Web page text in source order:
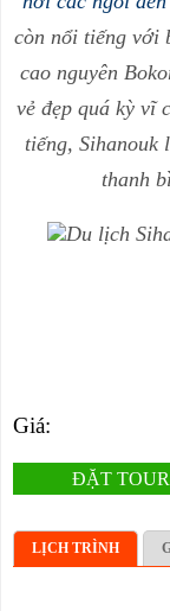
còn nổi tiếng với
cao nguyên
vẻ đẹp quá kỳ vĩ
tiếng, Sihanouk
thanh
Giá:
ĐẶT TOUR
LỊCH TRÌNH